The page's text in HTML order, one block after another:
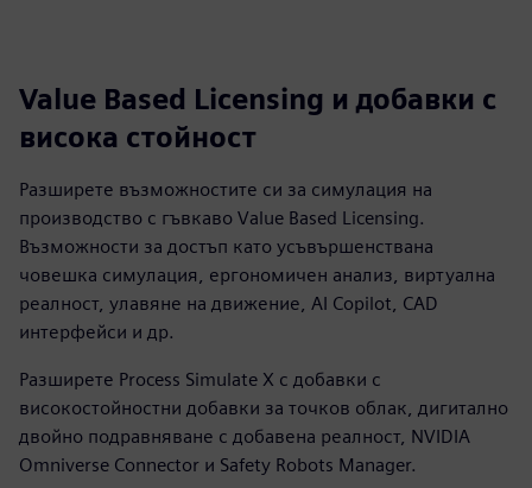
Value Based Licensing и добавки с
висока стойност
Разширете възможностите си за симулация на
производство с гъвкаво Value Based Licensing.
Възможности за достъп като усъвършенствана
човешка симулация, ергономичен анализ, виртуална
реалност, улавяне на движение, AI Copilot, CAD
интерфейси и др.
Разширете Process Simulate X с добавки с
високостойностни добавки за точков облак, дигитално
двойно подравняване с добавена реалност, NVIDIA
Omniverse Connector и Safety Robots Manager.